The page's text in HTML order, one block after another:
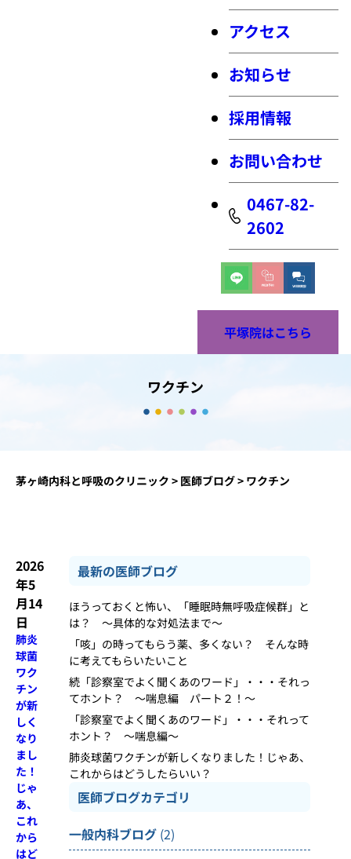
アクセス
お知らせ
採用情報
お問い合わせ
0467-82-
2602
平塚院はこちら
ワクチン
茅ヶ崎内科と呼吸のクリニック > 医師ブログ> ワクチン
2026
年5
月14
日
肺炎
球菌
ワク
チン
が新
しく
なり
まし
た！
じゃ
あ、
これ
から
はど
最新の医師ブログ
ほうっておくと怖い、「睡眠時無呼吸症候群」と
は？ ～具体的な対処法まで～
「咳」の時ってもらう薬、多くない？ そんな時
に考えてもらいたいこと
続「診察室でよく聞くあのワード」・・・それっ
てホント？ ～喘息編 パート２！～
「診察室でよく聞くあのワード」・・・それって
ホント？ ～喘息編～
肺炎球菌ワクチンが新しくなりました！じゃあ、
これからはどうしたらいい？
医師ブログカテゴリ
一般内科ブログ (2)